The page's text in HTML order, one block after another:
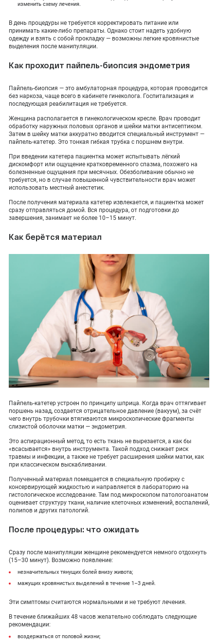
изменить схему лечения.
В день процедуры не требуется корректировать питание или
принимать какие-либо препараты. Однако стоит надеть удобную
одежду и взять с собой прокладку — возможны легкие кровянистые
выделения после манипуляции.
Как проходит пайпель-биопсия эндометрия
Пайпель-биопсия — это амбулаторная процедура, которая проводится
без наркоза, чаще всего в кабинете гинеколога. Госпитализация и
последующая реабилитация не требуется.
Женщина располагается в гинекологическом кресле. Врач проводит
обработку наружных половых органов и шейки матки антисептиком.
Затем в шейку матки аккуратно вводится специальный инструмент —
пайпель-катетер. Это тонкая гибкая трубка с поршнем внутри.
При введении катетера пациентка может испытывать лёгкий
дискомфорт или ощущение кратковременного спазма, похожего на
болезненные ощущения при месячных. Обезболивание обычно не
требуется, но в случае повышенной чувствительности врач может
использовать местный анестетик.
После получения материала катетер извлекается, и пациентка может
сразу отправляться домой. Вся процедура, от подготовки до
завершения, занимает не более 10–15 минут.
Как берётся материал
Пайпель-катетер устроен по принципу шприца. Когда врач оттягивает
поршень назад, создается отрицательное давление (вакуум), за счёт
чего внутрь трубочки втягиваются микроскопические фрагменты
слизистой оболочки матки — эндометрия.
Это аспирационный метод, то есть ткань не вырезается, а как бы
«всасывается» внутрь инструмента. Такой подход снижает риск
травмы и инфекции, а также не требует расширения шейки матки, как
при классическом выскабливании.
Полученный материал помещается в специальную пробирку с
консервирующей жидкостью и направляется в лабораторию на
гистологическое исследование. Там под микроскопом патологоанатом
оценивает структуру ткани, наличие клеточных изменений, воспалений,
полипов и других патологий.
После процедуры: что ожидать
Сразу после манипуляции женщине рекомендуется немного отдохнуть
(15–30 минут). Возможно появление:
незначительных тянущих болей внизу живота;
мажущих кровянистых выделений в течение 1–3 дней.
Эти симптомы считаются нормальными и не требуют лечения.
В течение ближайших 48 часов желательно соблюдать следующие
рекомендации:
воздержаться от половой жизни;